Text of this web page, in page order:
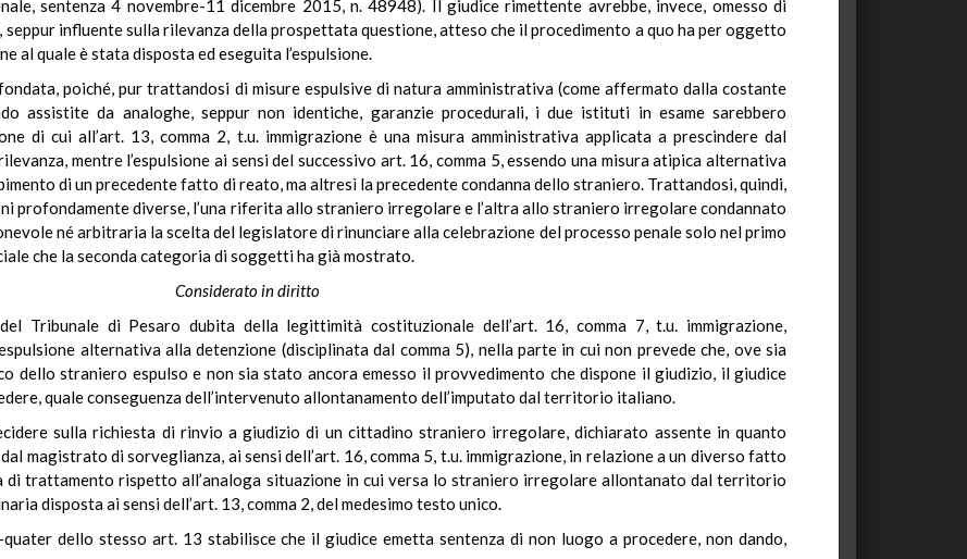
sentenza 4 novembre-11 dicembre 2015, n. 48948). Il giudice rimettente avrebbe, invece, omesso di
influente sulla rilevanza della prospettata questione, atteso che il procedimento a quo ha per oggetto
al quale è stata disposta ed eseguita l’espulsione.
poiché, pur trattandosi di misure espulsive di natura amministrativa (come affermato dalla costante
assistite da analoghe, seppur non identiche, garanzie procedurali, i due istituti in esame sarebbero
di cui all’art. 13, comma 2, t.u. immigrazione è una misura amministrativa applicata a prescindere dal
mentre l’espulsione ai sensi del successivo art. 16, comma 5, essendo una misura atipica alternativa
di un precedente fatto di reato, ma altresì la precedente condanna dello straniero. Trattandosi, quindi,
profondamente diverse, l’una riferita allo straniero irregolare e l’altra allo straniero irregolare condannato
né arbitraria la scelta del legislatore di rinunciare alla celebrazione del processo penale solo nel primo
che la seconda categoria di soggetti ha già mostrato.
Considerato in diritto
Tribunale di Pesaro dubita della legittimità costituzionale dell’art. 16, comma 7, t.u. immigrazione,
alternativa alla detenzione (disciplinata dal comma 5), nella parte in cui non prevede che, ove sia
dello straniero espulso e non sia stato ancora emesso il provvedimento che dispone il giudizio, il giudice
quale conseguenza dell’intervenuto allontanamento dell’imputato dal territorio italiano.
sulla richiesta di rinvio a giudizio di un cittadino straniero irregolare, dichiarato assente in quanto
magistrato di sorveglianza, ai sensi dell’art. 16, comma 5, t.u. immigrazione, in relazione a un diverso fatto
trattamento rispetto all’analoga situazione in cui versa lo straniero irregolare allontanato dal territorio
disposta ai sensi dell’art. 13, comma 2, del medesimo testo unico.
dello stesso art. 13 stabilisce che il giudice emetta sentenza di non luogo a procedere, non dando,